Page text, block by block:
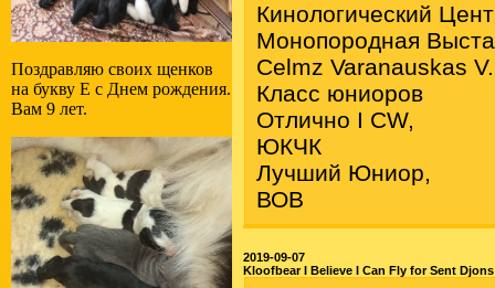
Поздравляю своих щенков
на букву E с Днем рождения.
Вам 9 лет.
Кинологический
Монопородная
Celmz Varanauskas V.
Класс юниоров
Отлично I СW,
ЮКЧК
Лучший Юниор,
ВОВ
2019-09-07
Kloofbear I Believe I Can Fly for Sent Djons